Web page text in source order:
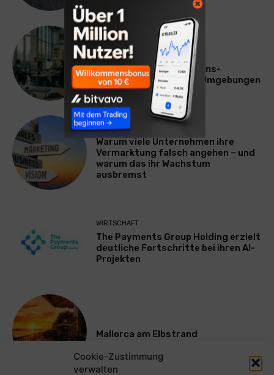
Cookie-Zustimmung
verwalten
TECHNIK
SourcingBlox startet
CentaurNexus: Operations-
Plattform für Zscaler-Umgebungen
WERBUNG & MARKETING
Warum viele Unternehmen ihre
Vermarktung falsch angehen – und
warum das ihr Wachstum
ausbremst
WIRTSCHAFT
The Payments Group Holding erzielt
deutliche Fortschritte bei ihren AI-
Projekten
Mallorca am Elbstrand